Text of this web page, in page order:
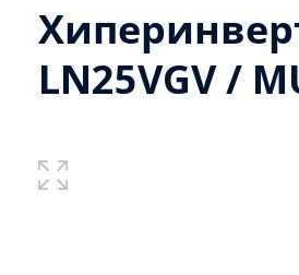
LN25VGV /